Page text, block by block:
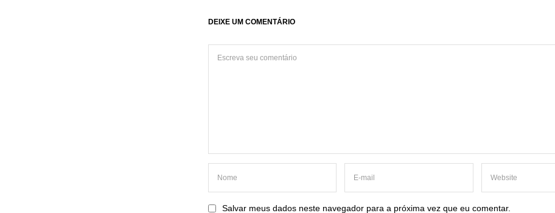
DEIXE UM COMENTÁRIO
Salvar meus dados neste navegador para a próxima vez que eu comentar.